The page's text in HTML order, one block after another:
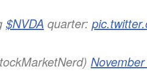
$NVDA quarter: